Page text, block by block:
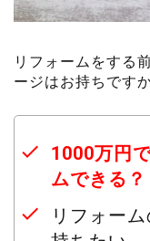
リフォームをする
ージはお持ちです
1000万円
ムできる？
リフォー